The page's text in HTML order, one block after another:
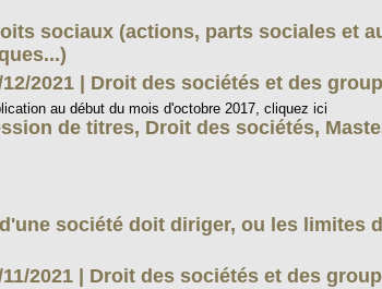
sociaux (actions, parts sociales et
12/2021
Droit des sociétés et des
au début du mois d'octobre 2017, cliquez ici
de titres, Droit des sociétés,
société doit diriger, ou les limites
2021
Droit des sociétés et des